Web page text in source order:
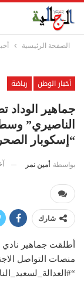
الصفحة الرئيسية
أخبار الوطن
رياضة
جماهير الوداد
الناصيري”
“إسكوبار
بواسطة أمين نمر
شارك
أطلقت جماهير نادي
منصات التواصل